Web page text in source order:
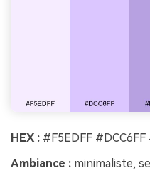
HEX : #F5EDFF
Ambiance : minimaliste,